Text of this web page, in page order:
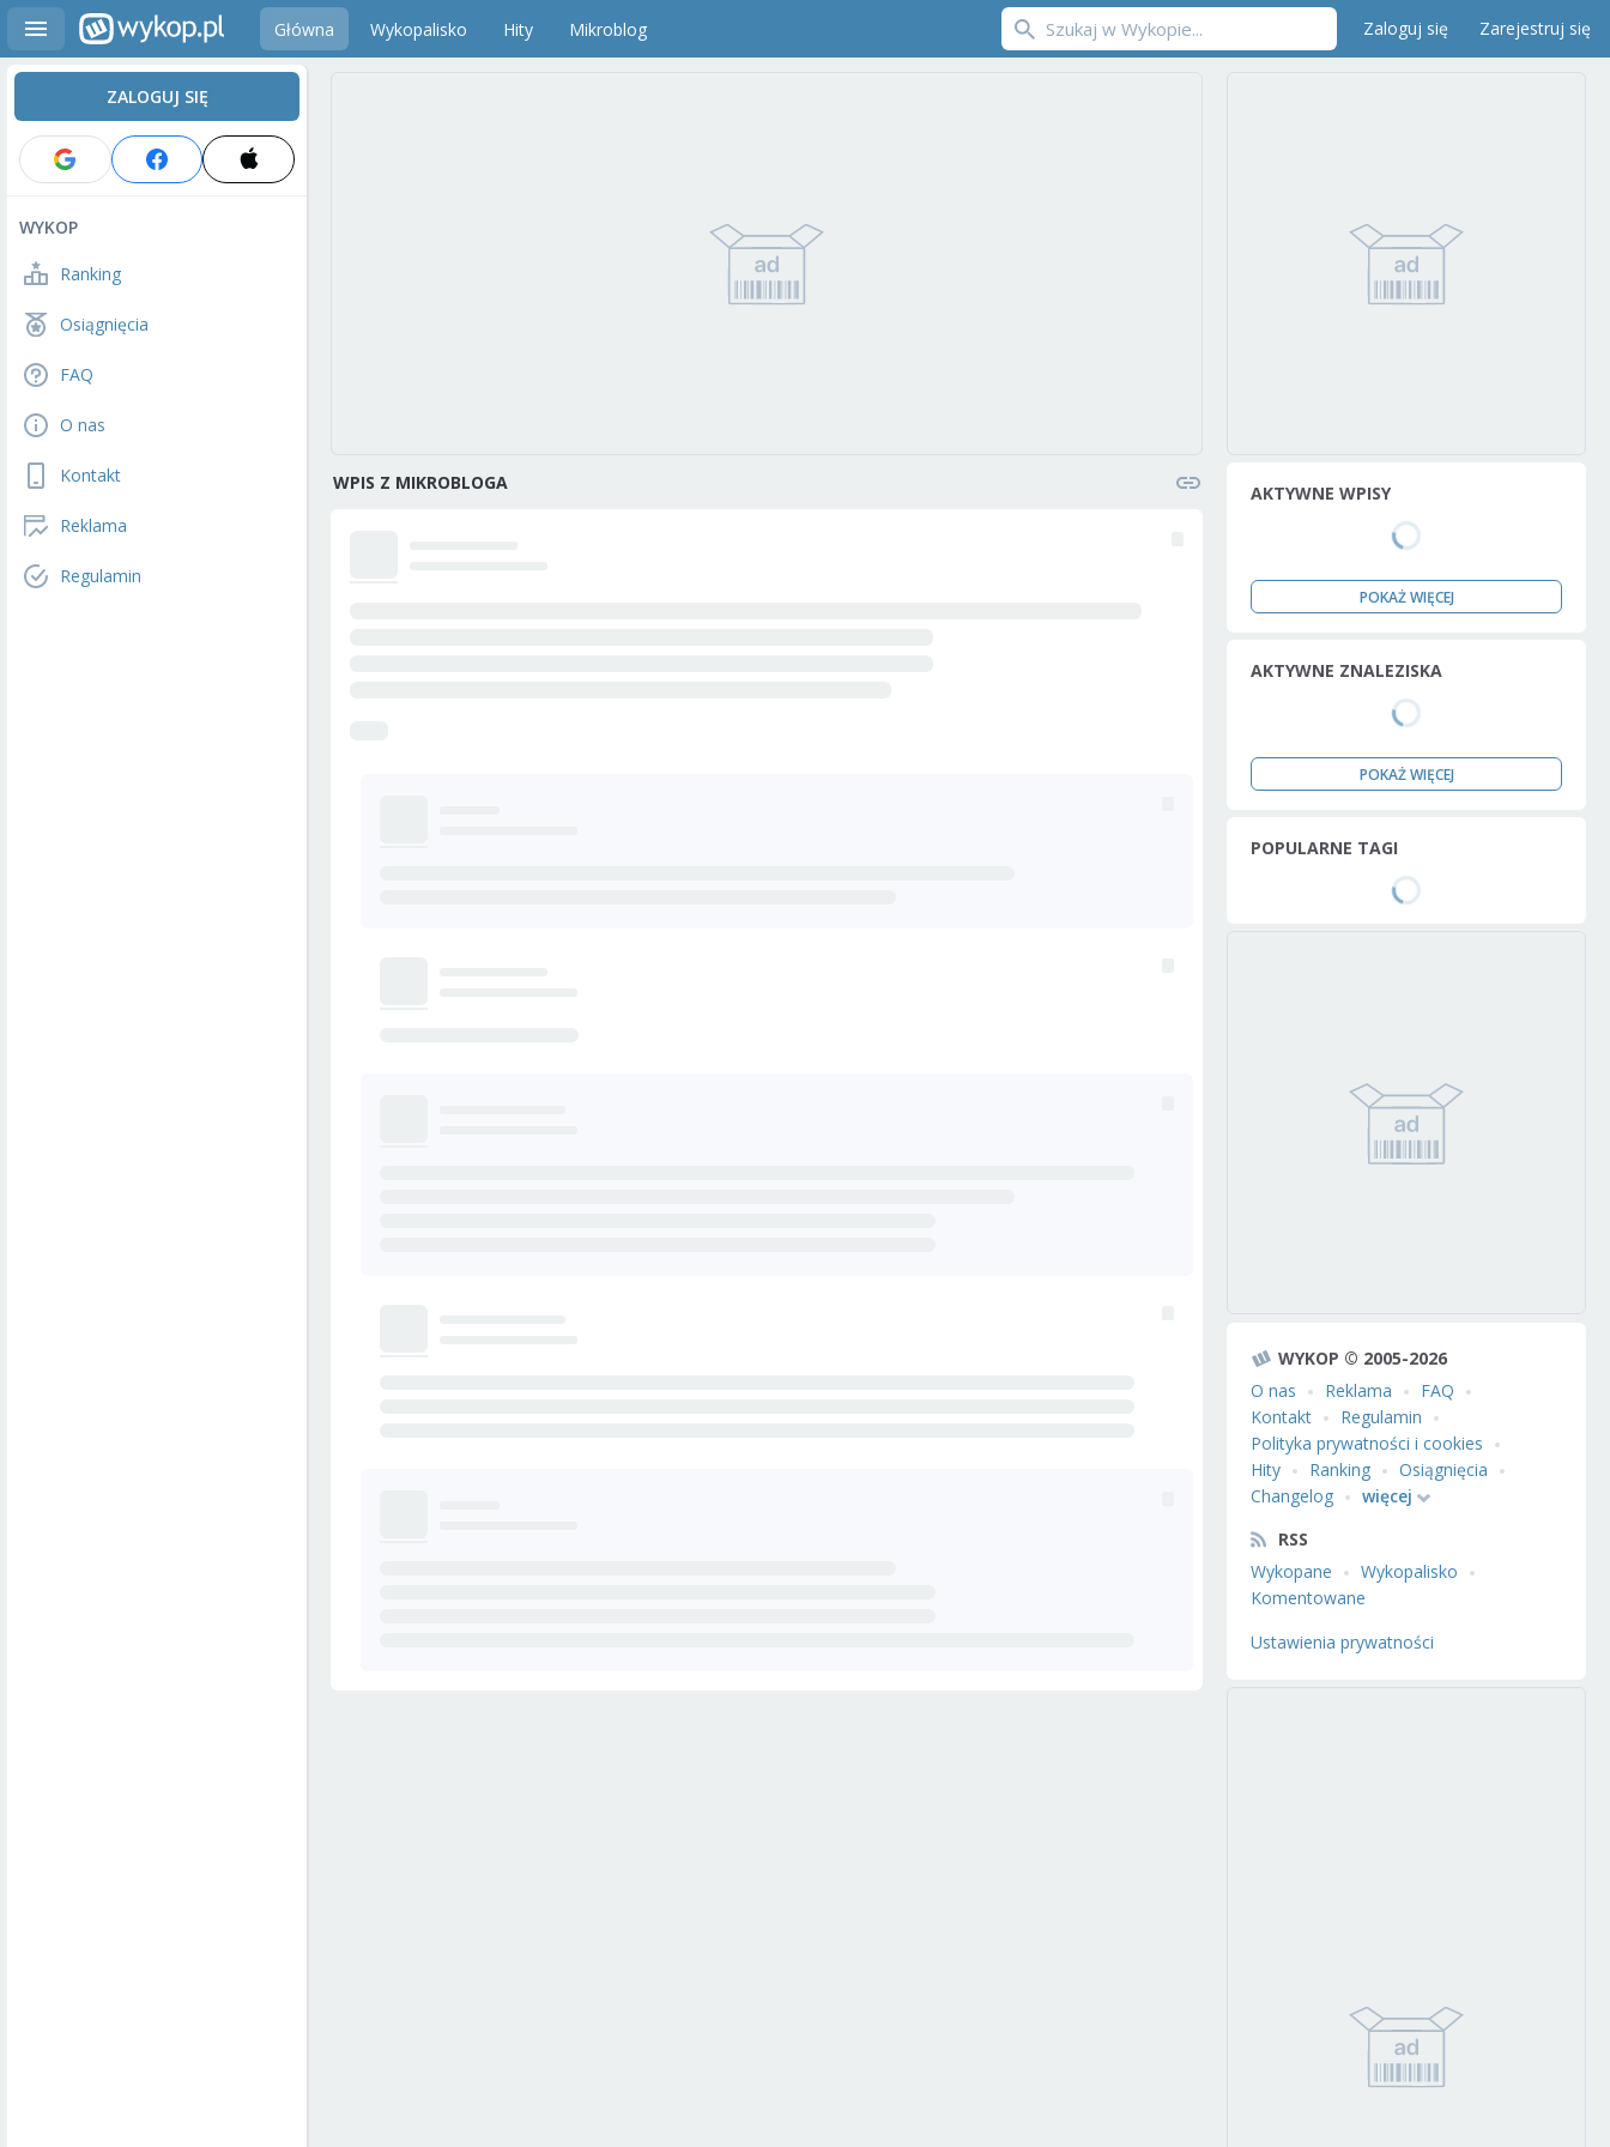
Główna Wykopalisko Hity Mikroblog Zaloguj się Zarejestruj się
ZALOGUJ SIĘ
WYKOP
Ranking
Osiągnięcia
FAQ
O nas
Kontakt
Reklama
Regulamin
WPIS Z MIKROBLOGA AKTYWNE WPISY
POKAŻ WIĘCEJ
AKTYWNE ZNALEZISKA
POKAŻ WIĘCEJ
POPULARNE TAGI
WYKOP © 2005-2026
O nas
Reklama
FAQ
Kontakt
Regulamin
Polityka prywatności i cookies
Hity
Ranking
Osiągnięcia
Changelog
więcej
RSS
Wykopane
Wykopalisko
Komentowane
Ustawienia prywatności